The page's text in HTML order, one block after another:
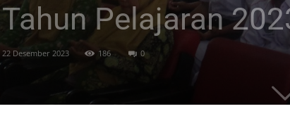
Pelajaran
22 Desember 2023 186 0